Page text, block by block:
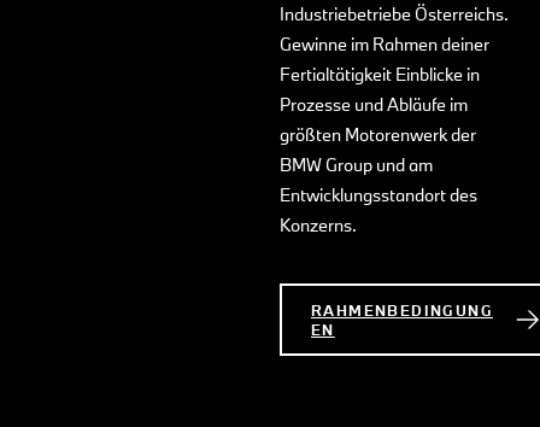
Industriebetriebe Österreichs.
Gewinne im Rahmen deiner
Fertialtätigkeit Einblicke in
Prozesse und Abläufe im
größten Motorenwerk der
BMW Group und am
Entwicklungsstandort des
Konzerns.
RAHMENBEDINGUNG
EN